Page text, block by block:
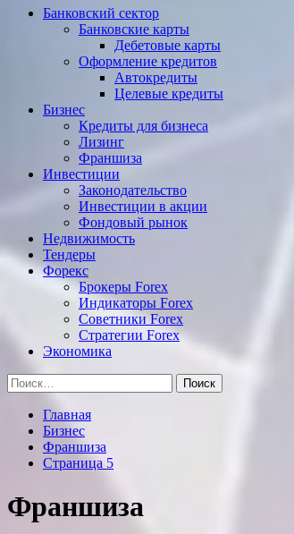
Банковский сектор
Банковские карты
Дебетовые карты
Оформление кредитов
Автокредиты
Целевые кредиты
Бизнес
Кредиты для бизнеса
Лизинг
Франшиза
Инвестиции
Законодательство
Инвестиции в акции
Фондовый рынок
Недвижимость
Тендеры
Форекс
Брокеры Forex
Индикаторы Forex
Советники Forex
Стратегии Forex
Экономика
Найти:
Главная
Бизнес
Франшиза
Страница 5
Франшиза